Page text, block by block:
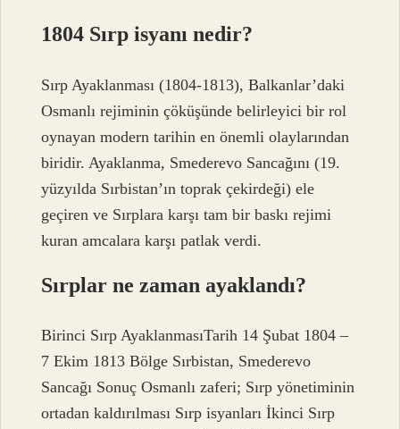
1804 Sırp isyanı nedir?
Sırp Ayaklanması (1804-1813), Balkanlar’daki
Osmanlı rejiminin çöküşünde belirleyici bir rol
oynayan modern tarihin en önemli olaylarından
biridir. Ayaklanma, Smederevo Sancağını (19.
yüzyılda Sırbistan’ın toprak çekirdeği) ele
geçiren ve Sırplara karşı tam bir baskı rejimi
kuran amcalara karşı patlak verdi.
Sırplar ne zaman ayaklandı?
Birinci Sırp AyaklanmasıTarih 14 Şubat 1804 –
7 Ekim 1813 Bölge Sırbistan, Smederevo
Sancağı Sonuç Osmanlı zaferi; Sırp yönetiminin
ortadan kaldırılması Sırp isyanları İkinci Sırp